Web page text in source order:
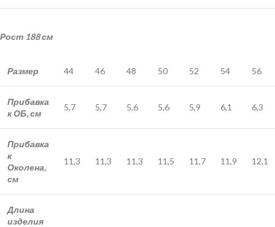
Рост 188 см
Размер 44 46 48 50 52 54 56
Прибавка
к ОБ, см
5,7 5,7 5,6 5,6 5,9 6,1 6,3
Прибавка
к
Околена,
см
11,3 11,3 11,3 11,5 11,7 11,9 12,1
Длина
изделия